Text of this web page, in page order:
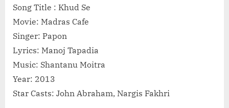
Song Title : Khud Se
Movie: Madras Cafe
Singer: Papon
Lyrics: Manoj Tapadia
Music: Shantanu Moitra
Year: 2013
Star Casts: John Abraham, Nargis Fakhri